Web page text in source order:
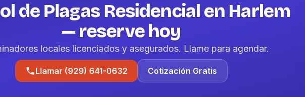
de Plagas Residencial en Harlem
— reserve hoy
locales licenciados y asegurados. Llame para agendar.
Llamar (929) 641-0632 Cotización Gratis